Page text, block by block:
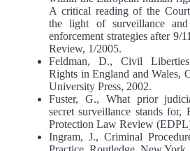
A critical reading of the
the light of surveillance
enforcement strategies after 9/
Review, 1/2005.
Feldman, D., Civil
Rights in England and Wales,
University Press, 2002.
Fuster, G., What prior
secret surveillance stands for,
Protection Law Review
Ingram, J., Criminal